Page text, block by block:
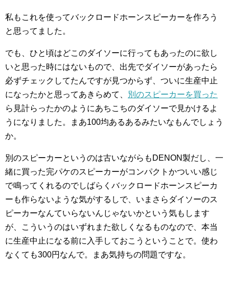
私もこれを使ってバックロードホーンスピーカーを作ろう
と思ってました。
でも、ひと頃はどこのダイソーに行ってもあったのに欲し
いと思った時にはないもので、出先でダイソーがあったら
必ずチェックしてたんですが見つからず、ついに生産中止
になったかと思ってあきらめて、
別のスピーカーを買った
ら見計らったかのようにあちこちのダイソーで見かけるよ
うになりました。まあ100均あるあるみたいなもんでしょう
か。
別のスピーカーというのは古いながらもDENON製だし、一
緒に買った完パケのスピーカーがコンパクトかついい感じ
で鳴ってくれるのでしばらくバックロードホーンスピーカ
ーも作らないような気がするしで、いまさらダイソーのス
ピーカーなんていらないんじゃないかという気もします
が、こういうのはいずれまた欲しくなるものなので、本当
に生産中止になる前に入手しておこうということで。使わ
なくても300円なんで。まあ気持ちの問題ですな。